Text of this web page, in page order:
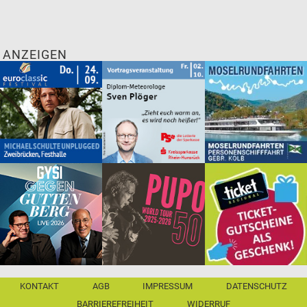
ANZEIGEN
KONTAKT AGB IMPRESSUM
DATENSCHUTZ
BARRIEREFREIHEIT
WIDERRUF